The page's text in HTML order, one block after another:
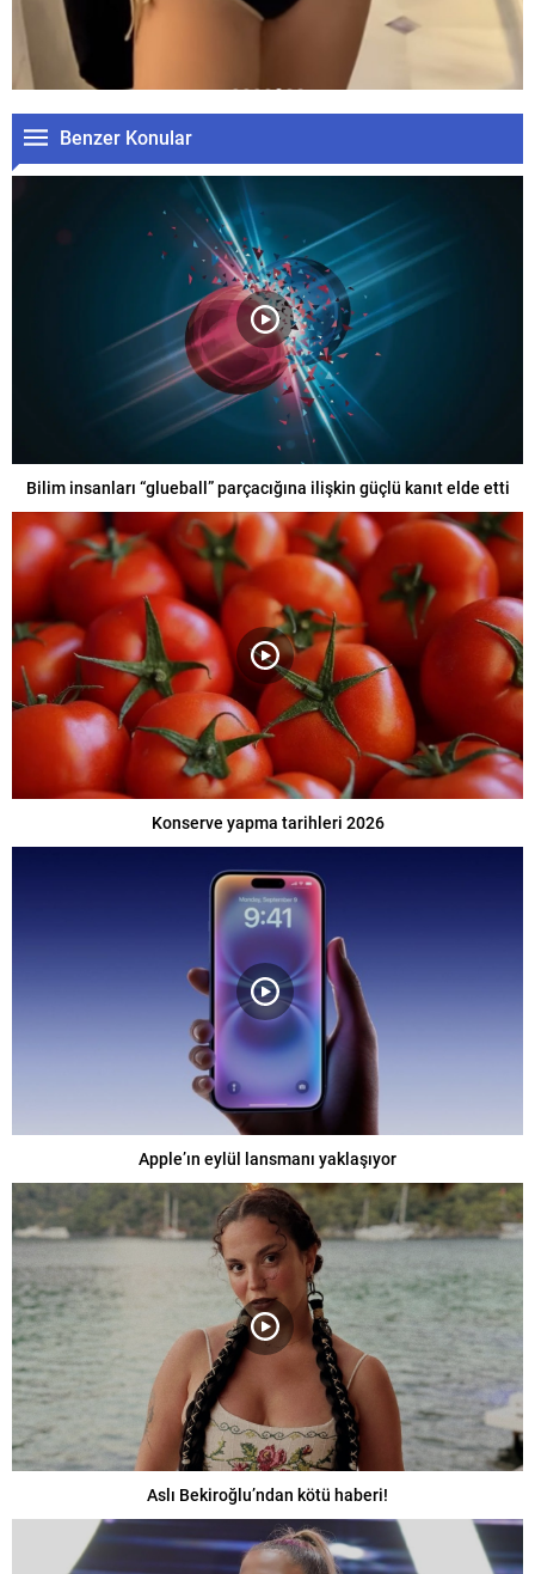
Benzer Konular
Bilim insanları “glueball” parçacığına ilişkin güçlü kanıt elde etti
Konserve yapma tarihleri 2026
Apple’ın eylül lansmanı yaklaşıyor
Aslı Bekiroğlu’ndan kötü haberi!